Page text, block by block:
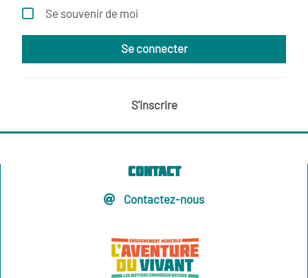
Se souvenir de moi
Se connecter
S'inscrire
Contact
Contactez-nous